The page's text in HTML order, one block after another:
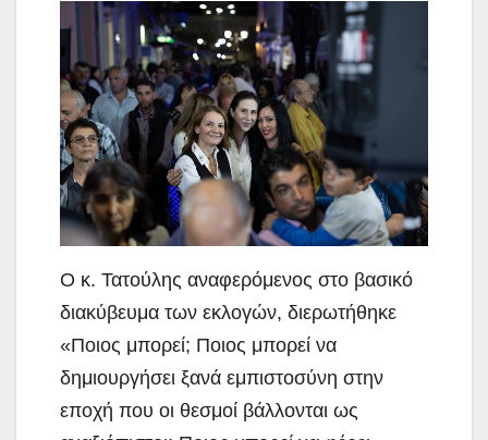
Ο κ. Τατούλης αναφερόμενος στο βασικό
διακύβευμα των εκλογών, διερωτήθηκε
«Ποιος μπορεί; Ποιος μπορεί να
δημιουργήσει ξανά εμπιστοσύνη στην
εποχή που οι θεσμοί βάλλονται ως